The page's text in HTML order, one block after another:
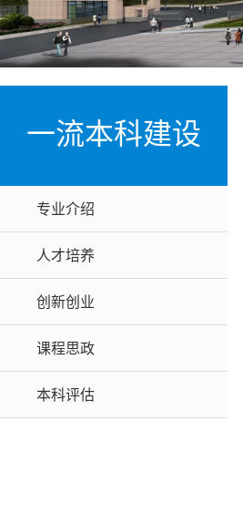
一流本科建设
专业介绍
人才培养
创新创业
课程思政
本科评估